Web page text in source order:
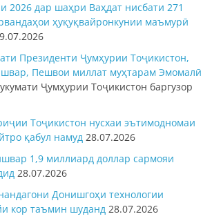
2026 дар шаҳри Ваҳдат нисбати 271
ҳуқуқвайронкунии маъмурӣ
Президенти Ҷумҳурии Тоҷикистон,
Пешвои миллат муҳтарам Эмомалӣ
Ҷумҳурии Тоҷикистон баргузор
Тоҷикистон нусхаи эътимодномаи
қабул намуд 28.07.2026
1,9 миллиард доллар сармояи
28.07.2026
Донишгоҳи технологии
кор таъмин шуданд 28.07.2026